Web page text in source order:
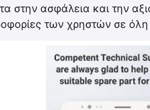
στην ασφάλεια και την
των χρηστών σε